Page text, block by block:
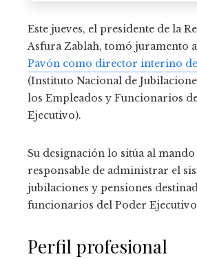
Este jueves, el presidente de la
Asfura Zablah, tomó juramento a
Pavón como director interino
(Instituto Nacional de
los Empleados y Funcionarios
Ejecutivo).
Su designación lo sitúa al mando
responsable de administrar el
jubilaciones y pensiones
funcionarios del Poder
Perfil profesional